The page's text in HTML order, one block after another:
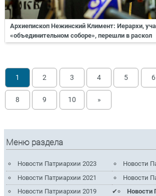
Архиепископ Нежинский Климент: Иерархи,
«объединительном соборе», перешли в раскол
1 2 3 4 5 6
8 9 10 »
Меню раздела
Новости Патриархии 2023
Новости
Новости Патриархии 2021
Новости
Новости Патриархии 2019
Новости